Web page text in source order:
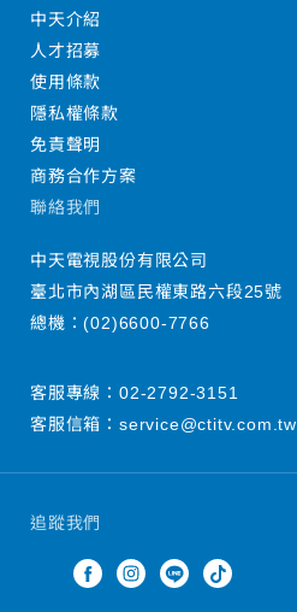
追蹤我們
中天介紹
人才招募
使用條款
隱私權條款
免責聲明
商務合作方案
聯絡我們
中天電視股份有限公司
臺北市內湖區民權東路六段25號
總機：(02)6600-7766
客服專線： 02-2792-3151
客服信箱： service@ctitv.com.tw